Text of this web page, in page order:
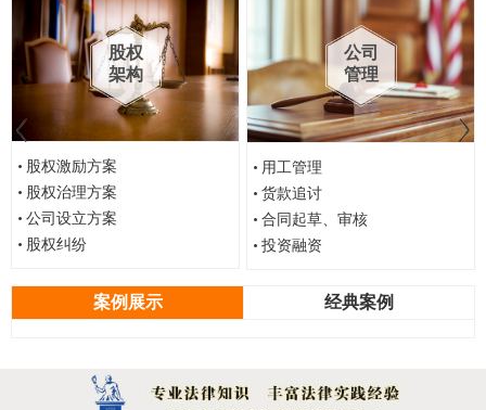
股权
架构
股权激励方案
股权治理方案
公司设立方案
股权纠纷
公司
管理
用工管理
货款追讨
合同起草、审核
投资融资
案例展示 经典案例